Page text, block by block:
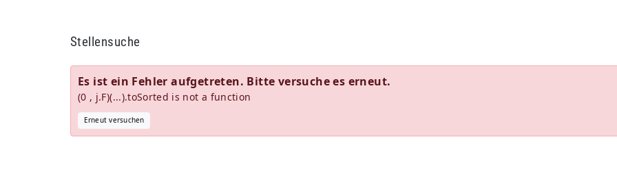
Stellensuche
Es ist ein Fehler aufgetreten. Bitte versuche es erneut.
(0 , j.F)(...).toSorted is not a function
Erneut versuchen